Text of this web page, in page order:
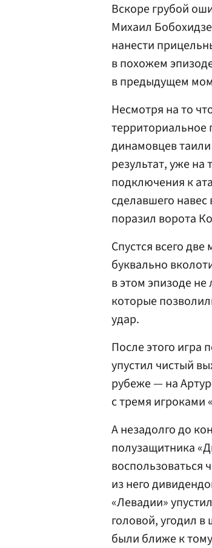
Вскоре грубой
Михаил
нанести
в похожем
в предыдущем
Несмотря на то
территориальное
динамовцев
результат, уже на
подключения к
сделавшего
поразил ворота
Спустся всего
буквально
в этом эпизоде
которые
удар.
После этого игра
упустил чистый
рубеже — на
с тремя игроками
А незадолго до
полузащитника
воспользоваться
из него
«Левадии»
головой, угодил
были ближе к